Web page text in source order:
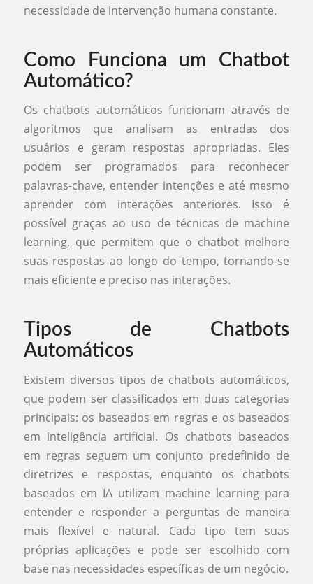
necessidade de intervenção humana constante.
Como Funciona um Chatbot
Automático?
Os chatbots automáticos funcionam através de
algoritmos que analisam as entradas dos
usuários e geram respostas apropriadas. Eles
podem ser programados para reconhecer
palavras-chave, entender intenções e até mesmo
aprender com interações anteriores. Isso é
possível graças ao uso de técnicas de machine
learning, que permitem que o chatbot melhore
suas respostas ao longo do tempo, tornando-se
mais eficiente e preciso nas interações.
Tipos de Chatbots
Automáticos
Existem diversos tipos de chatbots automáticos,
que podem ser classificados em duas categorias
principais: os baseados em regras e os baseados
em inteligência artificial. Os chatbots baseados
em regras seguem um conjunto predefinido de
diretrizes e respostas, enquanto os chatbots
baseados em IA utilizam machine learning para
entender e responder a perguntas de maneira
mais flexível e natural. Cada tipo tem suas
próprias aplicações e pode ser escolhido com
base nas necessidades específicas de um negócio.